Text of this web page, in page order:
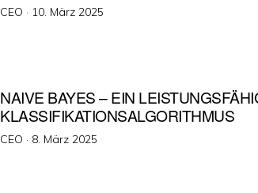
CEO · Veröffentlicht
10. März 2025
NAIVE BAYES – EIN
KLASSIFIKATIONSALGORITHMUS
CEO · Veröffentlicht
8. März 2025